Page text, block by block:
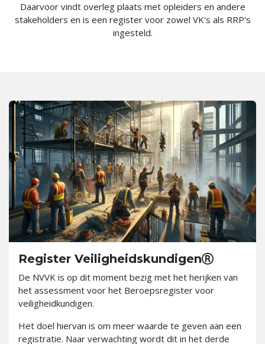
Daarvoor vindt overleg plaats met opleiders en andere
stakeholders en is een register voor zowel VK's als RRP's
ingesteld.
Register Veiligheidskundigen
De NVVK is op dit moment bezig met het herijken van
het assessment voor het Beroepsregister voor
veiligheidkundigen.
Het doel hiervan is om meer waarde te geven aan een
registratie. Naar verwachting wordt dit in het derde